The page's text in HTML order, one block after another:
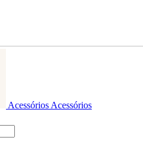
Acessórios Acessórios